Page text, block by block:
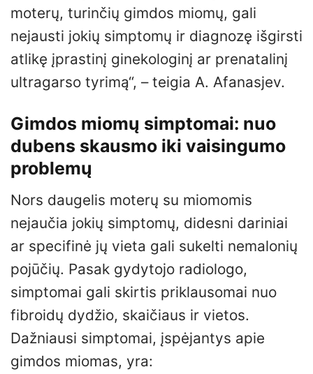
moterų, turinčių gimdos miomų, gali
nejausti jokių simptomų ir diagnozę išgirsti
atlikę įprastinį ginekologinį ar prenatalinį
ultragarso tyrimą“, – teigia A. Afanasjev.
Gimdos miomų simptomai: nuo
dubens skausmo iki vaisingumo
problemų
Nors daugelis moterų su miomomis
nejaučia jokių simptomų, didesni dariniai
ar specifinė jų vieta gali sukelti nemalonių
pojūčių. Pasak gydytojo radiologo,
simptomai gali skirtis priklausomai nuo
fibroidų dydžio, skaičiaus ir vietos.
Dažniausi simptomai, įspėjantys apie
gimdos miomas, yra: